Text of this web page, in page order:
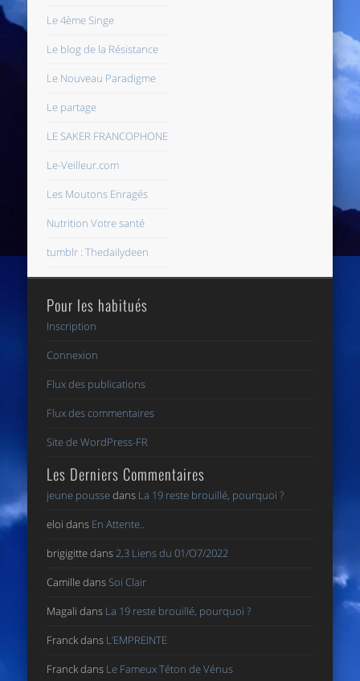
Le 4ème Singe
Le blog de la Résistance
Le Nouveau Paradigme
Le partage
LE SAKER FRANCOPHONE
Le-Veilleur.com
Les Moutons Enragés
Nutrition Votre santé
tumblr : Thedailydeen
Pour les habitués
Inscription
Connexion
Flux des publications
Flux des commentaires
Site de WordPress-FR
Les Derniers Commentaires
jeune poussedans La 19 reste brouillé, pourquoi ?
eloi dans En Attente..
brigigittedans2,3 Liens du 01/O7/2022
CamilledansSoi Clair
Magali dans La 19 reste brouillé, pourquoi ?
Franckdans L’EMPREINTE
Franckdans Le Fameux Téton de Vénus